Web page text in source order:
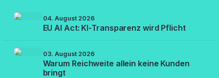
04. August 2026
EU AI Act: KI-Transparenz wird Pflicht
03. August 2026
Warum Reichweite allein keine Kunden
bringt